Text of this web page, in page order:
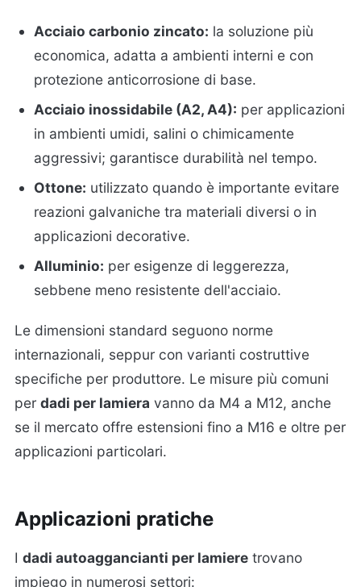
Acciaio carbonio zincato: la soluzione più
economica, adatta a ambienti interni e con
protezione anticorrosione di base.
Acciaio inossidabile (A2, A4): per applicazioni
in ambienti umidi, salini o chimicamente
aggressivi; garantisce durabilità nel tempo.
Ottone: utilizzato quando è importante evitare
reazioni galvaniche tra materiali diversi o in
applicazioni decorative.
Alluminio: per esigenze di leggerezza,
sebbene meno resistente dell'acciaio.
Le dimensioni standard seguono norme
internazionali, seppur con varianti costruttive
specifiche per produttore. Le misure più comuni
per dadi per lamiera vanno da M4 a M12, anche
se il mercato offre estensioni fino a M16 e oltre per
applicazioni particolari.
Applicazioni pratiche
I dadi autoaggancianti per lamiere trovano
impiego in numerosi settori: